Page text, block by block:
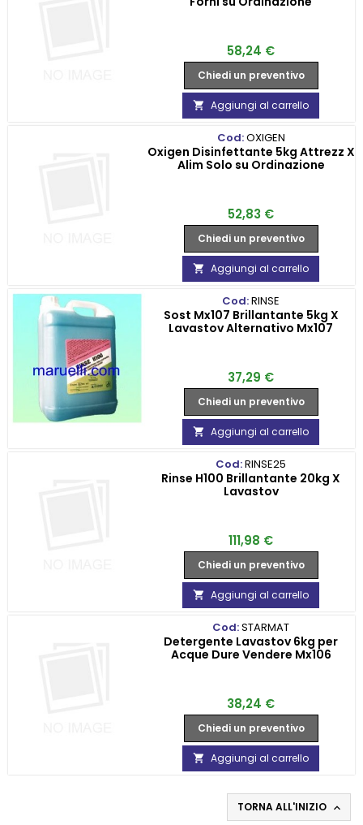
Prezzo
58,24 €
Chiedi un preventivo
 Aggiungi al carrello
Cod:OXIGEN
Oxigen Disinfettante 5kg Attrezz X
Alim Solo su Ordinazione
Prezzo
52,83 €
Chiedi un preventivo
 Aggiungi al carrello
Cod:RINSE
Sost Mx107 Brillantante 5kg X
Lavastov Alternativo Mx107
Prezzo
37,29 €
Chiedi un preventivo
 Aggiungi al carrello
Cod:RINSE25
Rinse H100 Brillantante 20kg X
Lavastov
Prezzo
111,98 €
Chiedi un preventivo
 Aggiungi al carrello
Cod:STARMAT
Detergente Lavastov 6kg per
Acque Dure Vendere Mx106
Prezzo
38,24 €
Chiedi un preventivo
 Aggiungi al carrello
TORNA ALL'INIZIO 